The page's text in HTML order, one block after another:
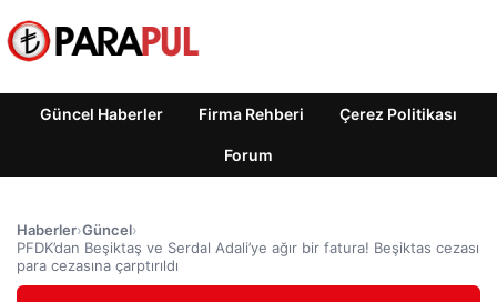
Güncel Haberler Firma Rehberi Çerez Politikası
Forum
Haberler›Güncel›
PFDK’dan Beşiktaş ve Serdal Adali’ye ağır bir fatura! Beşiktas cezası
para cezasına çarptırıldı